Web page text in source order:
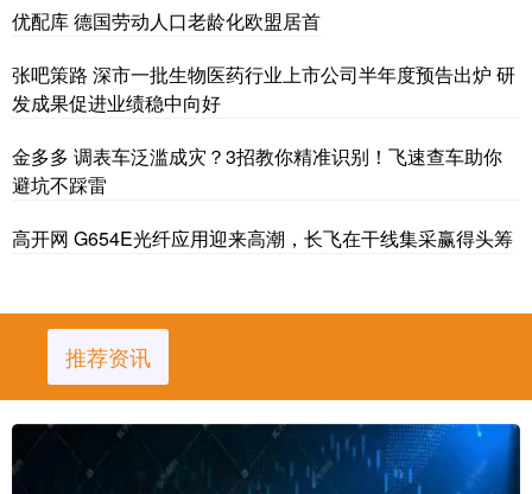
优配库 德国劳动人口老龄化欧盟居首
张吧策路 深市一批生物医药行业上市公司半年度预告出炉 研
发成果促进业绩稳中向好
金多多 调表车泛滥成灾？3招教你精准识别！飞速查车助你
避坑不踩雷
高开网 G654E光纤应用迎来高潮，长飞在干线集采赢得头筹
推荐资讯